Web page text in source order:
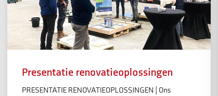
Presentatie renovatieoplossingen
PRESENTATIE RENOVATIEOPLOSSINGEN | Ons